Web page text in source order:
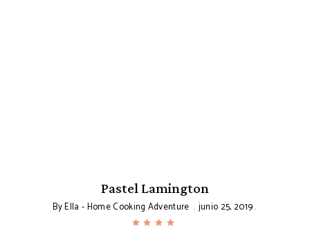
Pastel Lamington
ByElla - Home Cooking Adventure junio 25, 2019